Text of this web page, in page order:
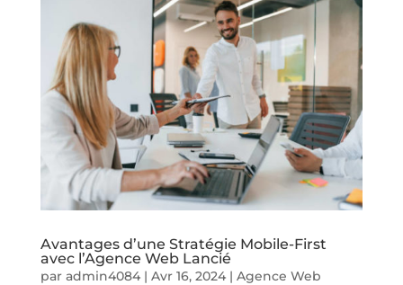
Avantages d’une Stratégie Mobile-First
avec l’Agence Web Lancié
par admin4084| Avr 16, 2024| Agence Web